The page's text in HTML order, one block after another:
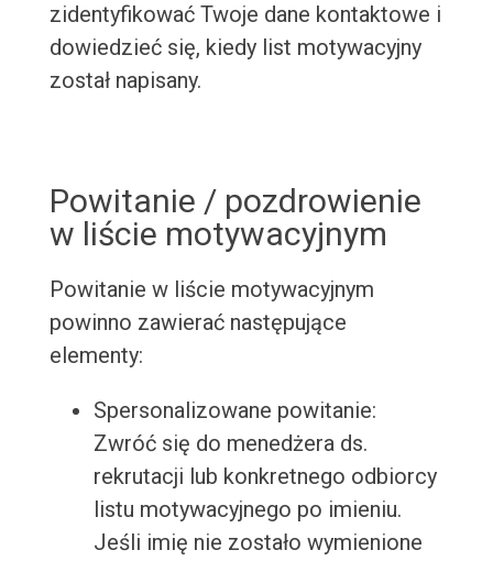
zidentyfikować Twoje dane kontaktowe i
dowiedzieć się, kiedy list motywacyjny
został napisany.
Powitanie / pozdrowienie
w liście motywacyjnym
Powitanie w liście motywacyjnym
powinno zawierać następujące
elementy:
Spersonalizowane powitanie:
Zwróć się do menedżera ds.
rekrutacji lub konkretnego odbiorcy
listu motywacyjnego po imieniu.
Jeśli imię nie zostało wymienione